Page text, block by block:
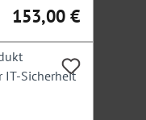
für
Regulärer Preis:
153,00 €